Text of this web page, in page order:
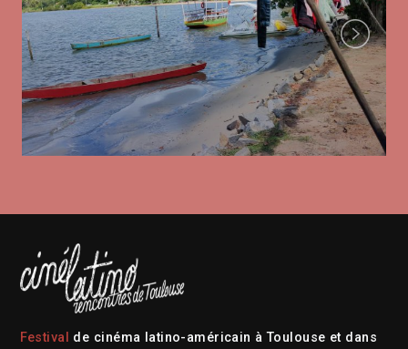
Next
Festival
de cinéma latino-américain à Toulouse et dans